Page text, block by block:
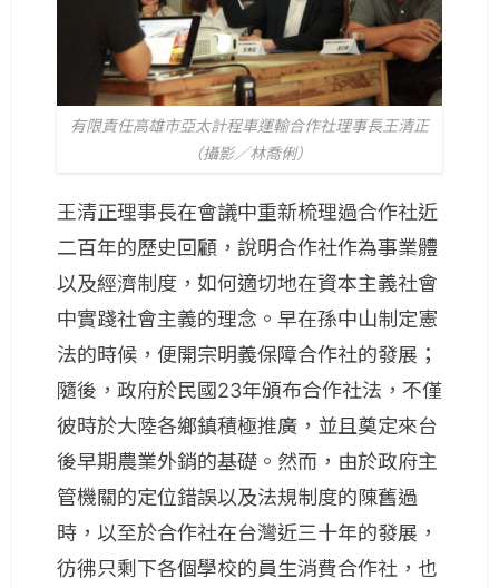
有限責任高雄市亞太計程車運輸合作社理事長王清正
（攝影／林喬俐）
王清正理事長在會議中重新梳理過合作社近
二百年的歷史回顧，說明合作社作為事業體
以及經濟制度，如何適切地在資本主義社會
中實踐社會主義的理念。早在孫中山制定憲
法的時候，便開宗明義保障合作社的發展；
隨後，政府於民國23年頒布合作社法，不僅
彼時於大陸各鄉鎮積極推廣，並且奠定來台
後早期農業外銷的基礎。然而，由於政府主
管機關的定位錯誤以及法規制度的陳舊過
時，以至於合作社在台灣近三十年的發展，
彷彿只剩下各個學校的員生消費合作社，也